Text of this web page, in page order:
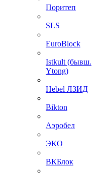
Поритеп
SLS
EuroBlock
Istkult (бывш.
Ytong)
Hebel ЛЗИД
Bikton
Аэробел
ЭКО
ВКБлок